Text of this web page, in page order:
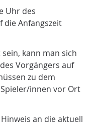
Uhr des
die Anfangszeit
kann man sich
Vorgängers auf
zu dem
innen vor Ort
an die aktuell